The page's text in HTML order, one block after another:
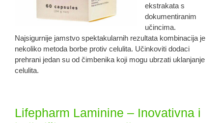
ekstrakata s
dokumentiranim
učincima.
Najsigurnije jamstvo spektakularnih rezultata kombinacija je
nekoliko metoda borbe protiv celulita. Učinkoviti dodaci
prehrani jedan su od čimbenika koji mogu ubrzati uklanjanje
celulita.
Lifepharm Laminine – Inovativna i